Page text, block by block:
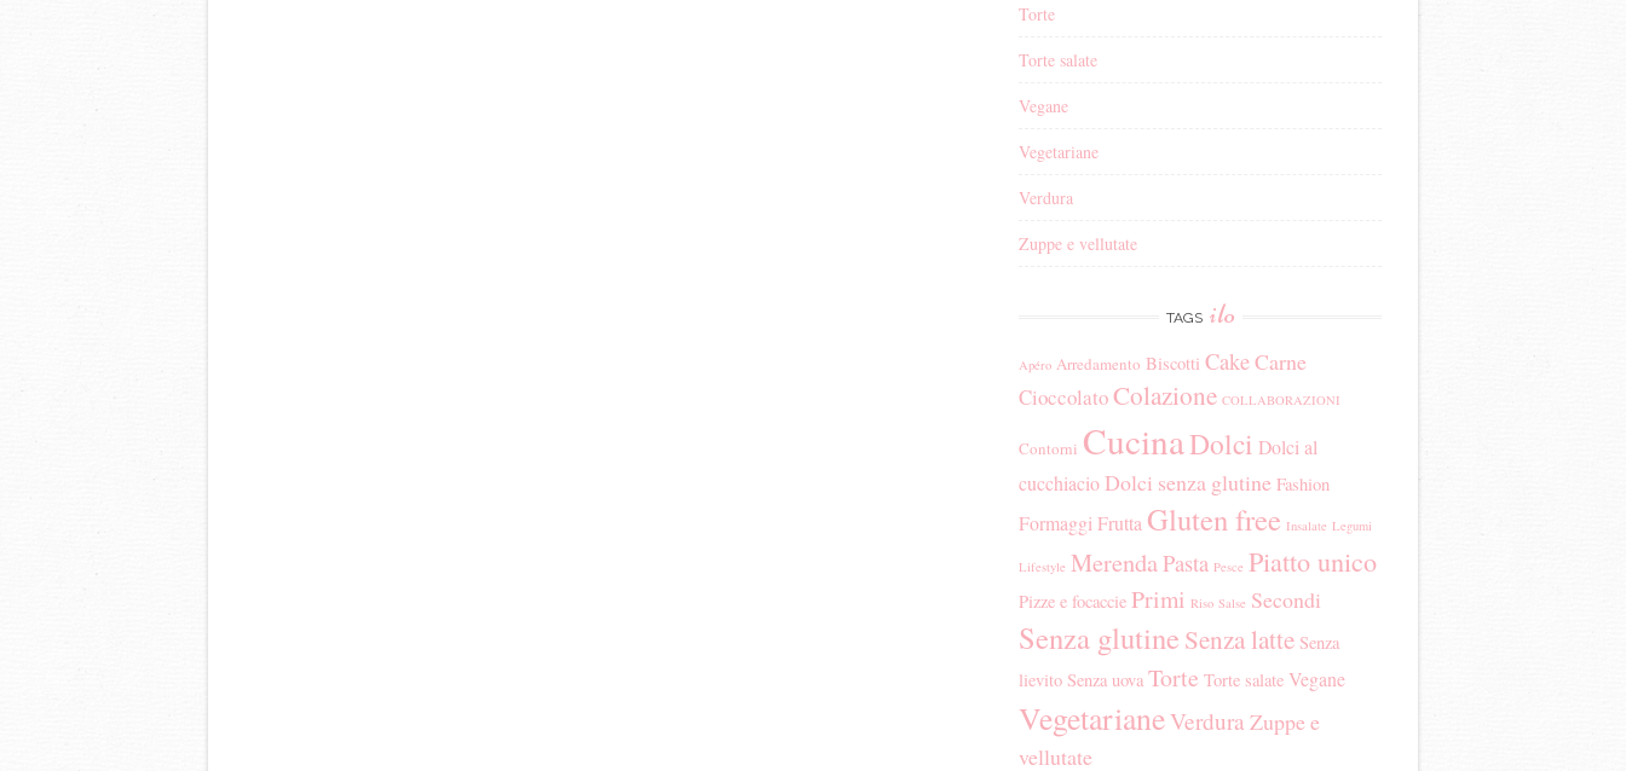
Torte
Torte salate
Vegane
Vegetariane
Verdura
Zuppe e vellutate
TAGS ilo
Apéro Arredamento Biscotti CakeCarne
CioccolatoColazione COLLABORAZIONI
Contorni CucinaDolci Dolci al
cucchiacio Dolci senza glutine Fashion
Formaggi Frutta Gluten free Insalate Legumi
Lifestyle MerendaPasta Pesce Piatto unico
Pizze e focaccie Primi Riso Salse Secondi
Senza glutine Senza latte Senza
lievito Senza uova Torte Torte salate Vegane
VegetarianeVerdura Zuppe e
vellutate